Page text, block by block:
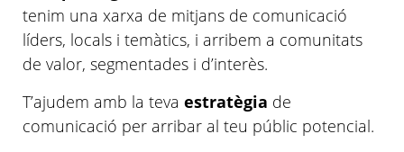
tenim una xarxa de mitjans de comunicació
líders, locals i temàtics, i arribem a comunitats
de valor, segmentades i d’interès.
T’ajudem amb la teva estratègia de
comunicació per arribar al teu públic potencial.​​